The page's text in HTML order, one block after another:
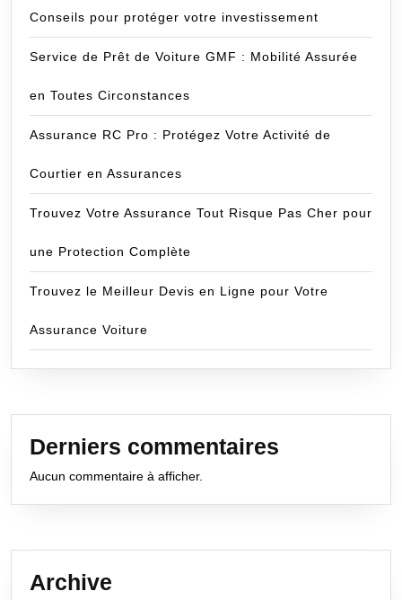
Conseils pour protéger votre investissement
Service de Prêt de Voiture GMF : Mobilité Assurée
en Toutes Circonstances
Assurance RC Pro : Protégez Votre Activité de
Courtier en Assurances
Trouvez Votre Assurance Tout Risque Pas Cher pour
une Protection Complète
Trouvez le Meilleur Devis en Ligne pour Votre
Assurance Voiture
Derniers commentaires
Aucun commentaire à afficher.
Archive